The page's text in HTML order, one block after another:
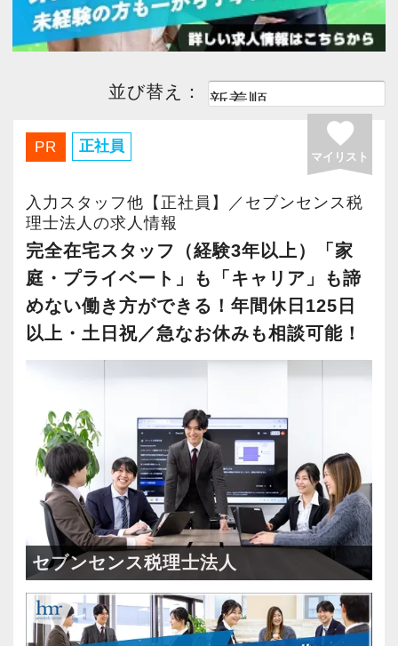
採用ご担当者様
並び替え：
PR 正社員 favorite
マイリスト
入力スタッフ他【正社員】／セブンセンス税
理士法人の求人情報
完全在宅スタッフ（経験3年以上）「家
庭・プライベート」も「キャリア」も諦
めない働き方ができる！年間休日125日
以上・土日祝／急なお休みも相談可能！
セブンセンス税理士法人